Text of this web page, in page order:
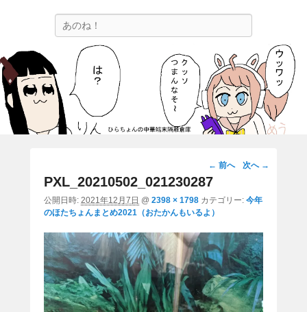
ひらちょんの中華端末隔離倉庫
ほたがページ上部にある検索バーを消してくれたサイトです。
画
像
ビ
ー
シ
ョ
ン
← 前へ 次へ →
PXL_20210502_021230287
公開日時: 2021年12月7日 @ 2398 × 1798 カテゴリー: 今年
のほたちょんまとめ2021（おたかんもいるよ）